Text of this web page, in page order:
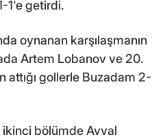
1'e getirdi.
oynanan karşılaşmanın
Artem Lobanov ve 20.
attığı gollerle Buzadam 2-
bölümde Avval